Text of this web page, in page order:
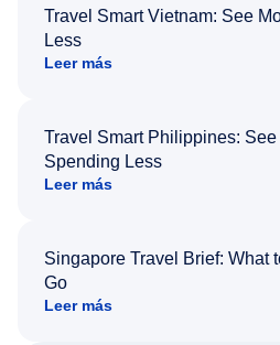
Travel Smart Vietnam: See
Less
Leer más
Travel Smart Philippines:
Spending Less
Leer más
Singapore Travel Brief: What
Go
Leer más